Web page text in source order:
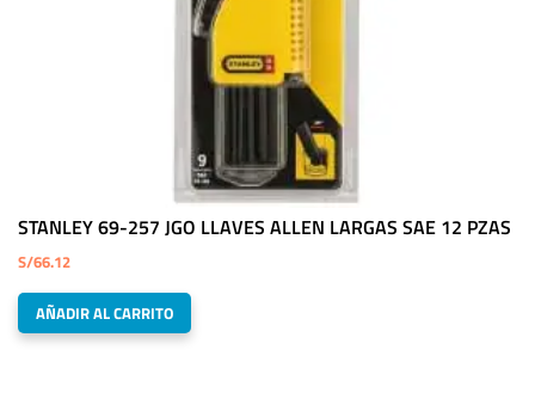
STANLEY 69-257 JGO LLAVES ALLEN LARGAS SAE 12 PZAS
S/66.12
AÑADIR AL CARRITO